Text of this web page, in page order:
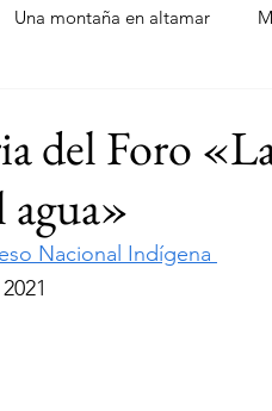
Una montaña en altamar
Plan Integral Morelos
del Foro
agua»
Nacional Indígena